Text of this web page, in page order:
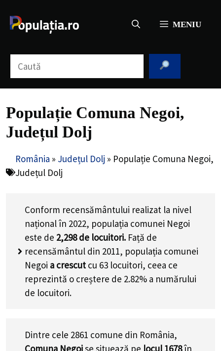
conținut
MENIU
Populație Comuna Negoi,
Județul Dolj
România » Județul Dolj » Populație Comuna Negoi,
Județul Dolj
Conform recensământului realizat la nivel
național în 2022, populația comunei Negoi
este de 2,298de locuitori. Față de
recensământul din 2011, populația comunei
Negoi a crescut cu 63 locuitori, ceea ce
reprezintă o creștere de 2.82% a numărului
de locuitori.
Dintre cele 2861 comune din România,
Comuna Negoise situează pe locul 1678în